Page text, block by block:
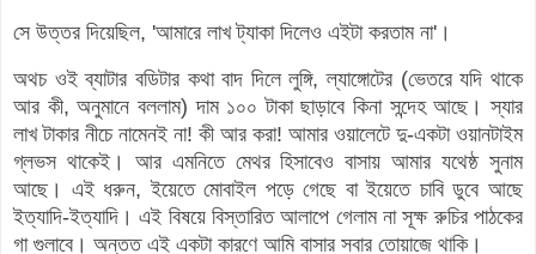
সে উত্তর দিয়েছিল, 'আমারে লাখ ট্যাকা দিলেও এইটা করতাম না'।
অথচ ওই ব্যাটার বডিটার কথা বাদ দিলে লুঙ্গি, ল্যাঙ্গোটের (ভেতরে যদি থাকে
আর কী, অনুমানে বললাম) দাম ১০০ টাকা ছাড়াবে কিনা সন্দেহ আছে। স্যার
লাখ টাকার নীচে নামেনই না! কী আর করা! আমার ওয়ালেটে দু-একটা ওয়ানটাইম
গ্লভস থাকেই। আর এমনিতে মেথর হিসাবেও বাসায় আমার যথেষ্ঠ সুনাম
আছে। এই ধরুন, ইয়েতে মোবাইল পড়ে গেছে বা ইয়েতে চাবি ডুবে আছে
ইত্যাদি-ইত্যাদি। এই বিষয়ে বিস্তারিত আলাপে গেলাম না সূক্ষ রুচির পাঠকের
গা গুলাবে। অন্তত এই একটা কারণে আমি বাসার সবার তোয়াজে থাকি।